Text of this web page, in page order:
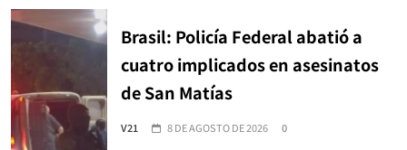
Brasil: Policía Federal abatió a
cuatro implicados en asesinatos
de San Matías
V21 8 DE AGOSTO DE 2026 0